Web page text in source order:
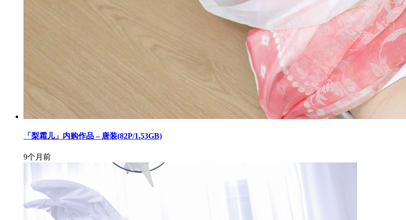
「梨霜儿」内购作品 – 唐装(82P/1.53GB)
9个月前